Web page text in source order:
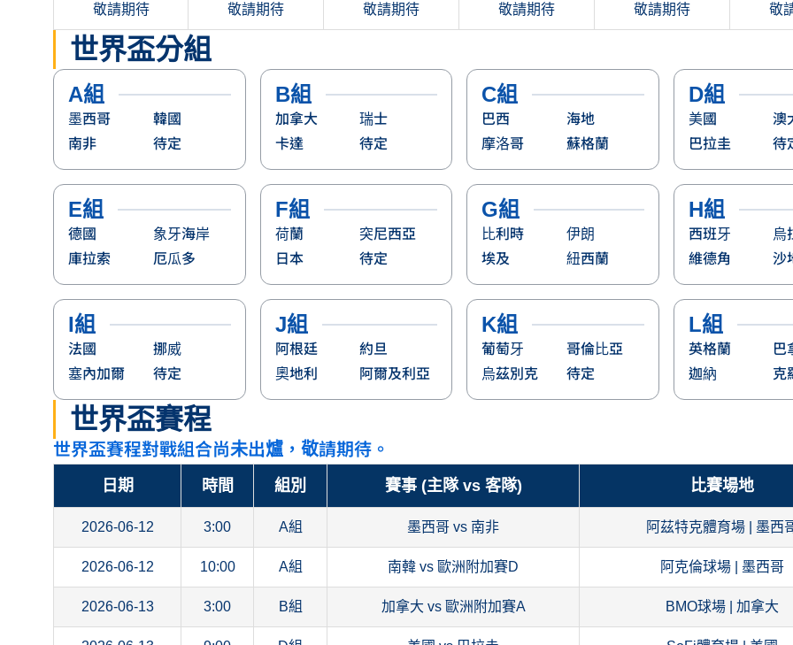
敬請期待 敬請期待 敬請期待 敬請期待 敬請期待 敬
世界盃分組
A組
墨西哥
南非
韓國
待定
B組
加拿大
卡達
瑞士
待定
C組
巴西
摩洛哥
海地
蘇格蘭
D組
美國
巴拉圭
澳
待
E組
德國
庫拉索
象牙海岸
厄瓜多
F組
荷蘭
日本
突尼西亞
待定
G組
比利時
埃及
伊朗
紐西蘭
H組
西班牙
維德角
烏
沙
I組
法國
塞內加爾
挪威
待定
J組
阿根廷
奧地利
約旦
阿爾及利亞
K組
葡萄牙
烏茲別克
哥倫比亞
待定
L組
英格蘭
迦納
巴
克
世界盃賽程
世界盃賽程對戰組合尚未出爐，敬請期待。
日期 時間 組別 賽事 (主隊 vs 客隊) 比賽場地
2026-06-12 3:00 A組 墨西哥 vs 南非 阿茲特克體育場 | 墨西
2026-06-12 10:00 A組 南韓 vs 歐洲附加賽D 阿克倫球場 | 墨西哥
2026-06-13 3:00 B組 加拿大 vs 歐洲附加賽A BMO球場 | 加拿大